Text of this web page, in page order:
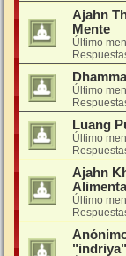
Ajahn
Mente
Último
Último
Luang
Último
Ajahn
Último